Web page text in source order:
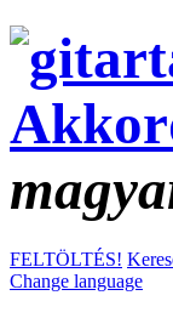
FELTÖLTÉS!
Change language